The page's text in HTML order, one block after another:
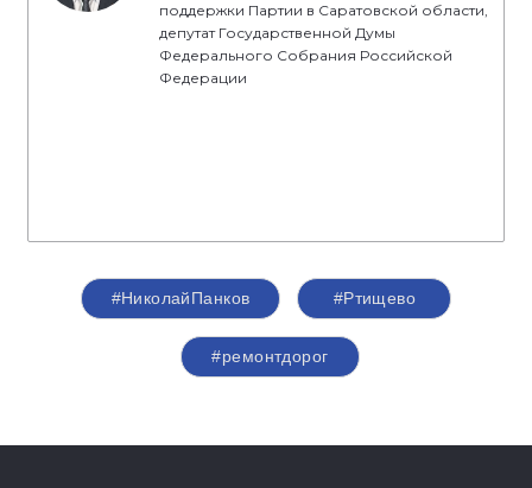
поддержки Партии в Саратовской области,
депутат Государственной Думы
Федерального Собрания Российской
Федерации
#НиколайПанков #Ртищево
#ремонтдорог